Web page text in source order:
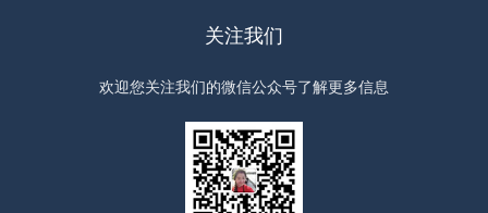
溉水质评价（参照GB5084等）、水产养殖溶
标...
关注我们
欢迎您关注我们的微信公众号了解更多信息